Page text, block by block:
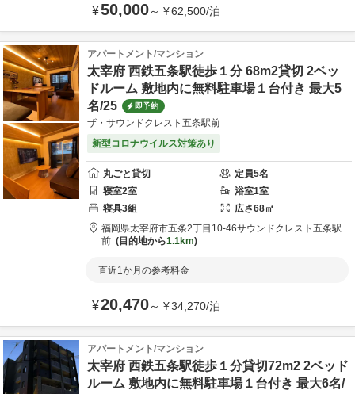
¥50,000～ ¥62,500/泊
アパートメント/マンション
太宰府 西鉄五条駅徒歩１分 68m2貸切 2ベッ
ドルーム 敷地内に無料駐車場１台付き 最大5
名/25
即予約
ザ・サウンドクレスト五条駅前
新型コロナウイルス対策あり
丸ごと貸切 定員5名
寝室2室 浴室1室
寝具3組 広さ68㎡
福岡県太宰府市五条2丁目10-46サウンドクレスト五条駅
前
目的地から1.1km
直近1か月の参考料金
¥20,470～ ¥34,270/泊
アパートメント/マンション
太宰府 西鉄五条駅徒歩１分貸切72m2 2ベッド
ルーム 敷地内に無料駐車場１台付き 最大6名/